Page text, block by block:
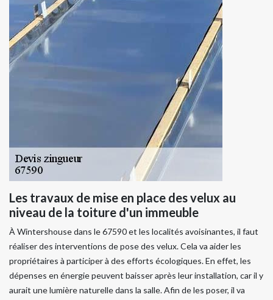
Les travaux de mise en place des velux au
niveau de la toiture d'un immeuble
À Wintershouse dans le 67590 et les localités avoisinantes, il faut
réaliser des interventions de pose des velux. Cela va aider les
propriétaires à participer à des efforts écologiques. En effet, les
dépenses en énergie peuvent baisser après leur installation, car il y
aurait une lumière naturelle dans la salle. Afin de les poser, il va